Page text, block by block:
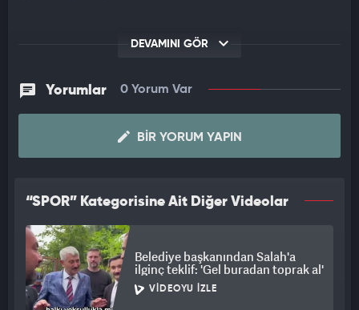
DEVAMINI GÖR
Yorumlar 0 Yorum Var
BIR YORUM YAPIN
“SPOR” Kategorisine Ait Diğer Videolar
Belediye başkanından Salah'a
ilginç teklif: 'Gel buradan toprak al'
VIDEOYU İZLE